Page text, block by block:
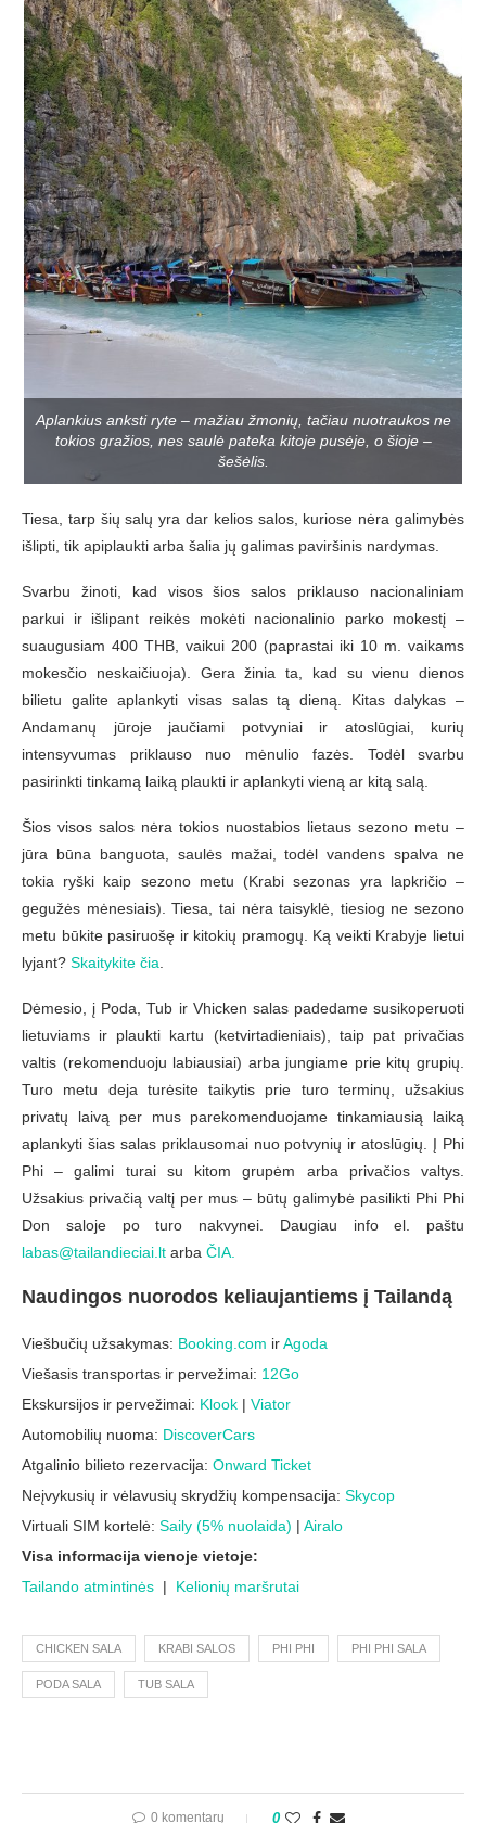
Aplankius anksti ryte – mažiau žmonių, tačiau nuotraukos ne
tokios gražios, nes saulė pateka kitoje pusėje, o šioje –
šešėlis.
Tiesa, tarp šių salų yra dar kelios salos, kuriose nėra galimybės
išlipti, tik apiplaukti arba šalia jų galimas paviršinis nardymas.
Svarbu žinoti, kad visos šios salos priklauso nacionaliniam
parkui ir išlipant reikės mokėti nacionalinio parko mokestį –
suaugusiam 400 THB, vaikui 200 (paprastai iki 10 m. vaikams
mokesčio neskaičiuoja). Gera žinia ta, kad su vienu dienos
bilietu galite aplankyti visas salas tą dieną. Kitas dalykas –
Andamanų jūroje jaučiami potvyniai ir atoslūgiai, kurių
intensyvumas priklauso nuo mėnulio fazės. Todėl svarbu
pasirinkti tinkamą laiką plaukti ir aplankyti vieną ar kitą salą.
Šios visos salos nėra tokios nuostabios lietaus sezono metu –
jūra būna banguota, saulės mažai, todėl vandens spalva ne
tokia ryški kaip sezono metu (Krabi sezonas yra lapkričio –
gegužės mėnesiais). Tiesa, tai nėra taisyklė, tiesiog ne sezono
metu būkite pasiruošę ir kitokių pramogų. Ką veikti Krabyje lietui
lyjant? Skaitykite čia
Dėmesio, į Poda, Tub ir Vhicken salas padedame susikoperuoti
lietuviams ir plaukti kartu (ketvirtadieniais), taip pat privačias
valtis (rekomenduoju labiausiai) arba jungiame prie kitų grupių.
Turo metu deja turėsite taikytis prie turo terminų, užsakius
privatų laivą per mus parekomenduojame tinkamiausią laiką
aplankyti šias salas priklausomai nuo potvynių ir atoslūgių. Į Phi
Phi – galimi turai su kitom grupėm arba privačios valtys.
Užsakius privačią valtį per mus – būtų galimybė pasilikti Phi Phi
Don saloje po turo nakvynei. Daugiau info el. paštu
labas@tailandieciai.lt arba ČIA.
Naudingos nuorodos keliaujantiems į Tailandą
Viešbučių užsakymas: Booking.com irAgoda
Viešasis transportas ir pervežimai: 12Go
Ekskursijos ir pervežimai: Klook | Viator
Automobilių nuoma: DiscoverCars
Atgalinio bilieto rezervacija: Onward Ticket
Neįvykusių ir vėlavusių skrydžių kompensacija: Skycop
Virtuali SIM kortelė: Saily (5% nuolaida) | Airalo
Visa informacija vienoje vietoje:
Tailando atmintinės | Kelionių maršrutai
CHICKEN SALA KRABI SALOS PHI PHI PHI PHI SALA
PODA SALA TUB SALA
0 komentarų 0